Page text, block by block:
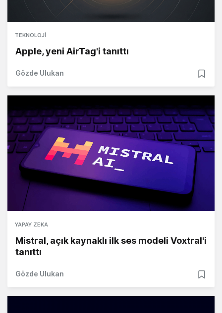
TEKNOLOJI
Apple, yeni AirTag'i tanıttı
Gözde Ulukan
YAPAY ZEKA
Mistral, açık kaynaklı ilk ses modeli Voxtral'i
tanıttı
Gözde Ulukan